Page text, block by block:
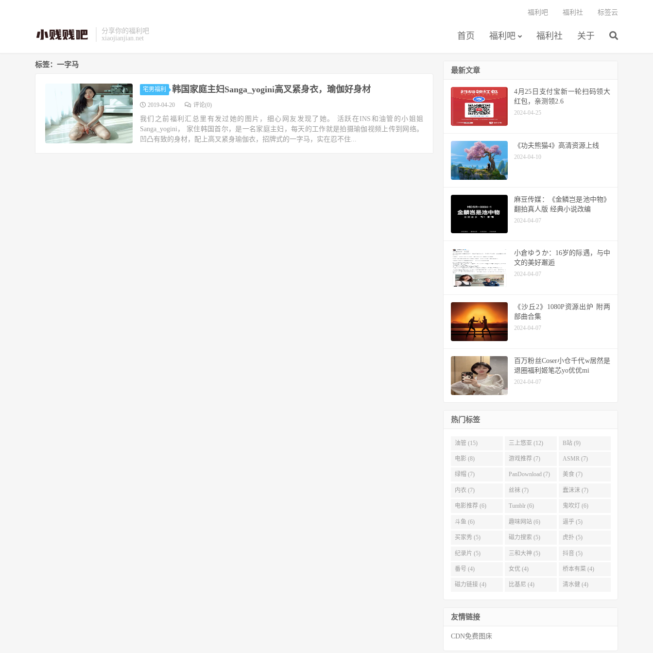
分享你的福利吧
xiaojianjian.net
首页 福利吧 福利社 关于
福利吧 福利社 标签云
标签：一字马
宅男福利 韩国家庭主妇Sanga_yogini高叉紧身衣，瑜伽好身材
2019-04-20 评论(0)
我们之前福利汇总里有发过她的图片，细心网友发现了她。 活跃在INS和油管的小姐姐
Sanga_yogini， 家住韩国首尔，是一名家庭主妇，每天的工作就是拍摄瑜伽视频上传到网络。
凹凸有致的身材，配上高叉紧身瑜伽衣，招牌式的一字马，实在忍不住...
最新文章
4月25日支付宝新一轮扫码领大
红包，亲测领2.6
2024-04-25
《功夫熊猫4》高清资源上线
2024-04-10
麻豆传媒：《金鳞岂是池中物》
翻拍真人版 经典小说改编
2024-04-07
小倉ゆうか：16岁的际遇，与中
文的美好邂逅
2024-04-07
《沙丘2》1080P资源出炉 附两
部曲合集
2024-04-07
百万粉丝Coser小仓千代w居然是
退圈福利姬笔芯yo优优mi
2024-04-07
热门标签
油管 (15) 三上悠亚 (12) B站 (9)
电影 (8) 游戏推荐 (7) ASMR (7)
绿帽 (7) PanDownload (7) 美食 (7)
内衣 (7) 丝袜 (7) 蠢沫沫 (7)
电影推荐 (6) Tumblr (6) 鬼吹灯 (6)
斗鱼 (6) 趣味网站 (6) 逼乎 (5)
买家秀 (5) 磁力搜索 (5) 虎扑 (5)
纪录片 (5) 三和大神 (5) 抖音 (5)
番号 (4) 女优 (4) 桥本有菜 (4)
磁力链接 (4) 比基尼 (4) 清水健 (4)
友情链接
CDN免费图床